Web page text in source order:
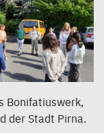
Bonifatiuswerk,
der Stadt Pirna.